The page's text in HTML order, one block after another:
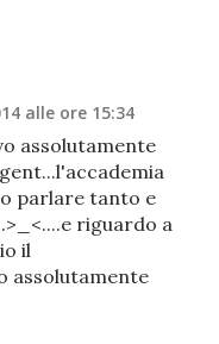
alle ore 15:34
assolutamente
parlare tanto e
riguardo a
il
assolutamente